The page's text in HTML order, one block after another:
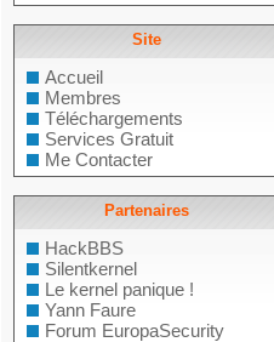
Site
Accueil
Membres
Téléchargements
Services Gratuit
Me Contacter
Partenaires
HackBBS
Silentkernel
Le kernel panique !
Yann Faure
Forum EuropaSecurity